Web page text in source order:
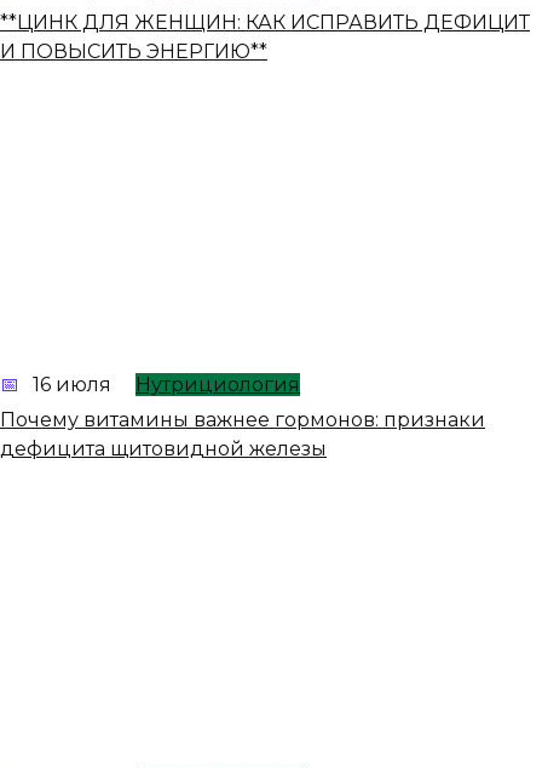
**ЦИНК ДЛЯ ЖЕНЩИН: КАК ИСПРАВИТЬ ДЕФИЦИТ
И ПОВЫСИТЬ ЭНЕРГИЮ**
16 июля
Нутрициология
Почему витамины важнее гормонов: признаки
дефицита щитовидной железы